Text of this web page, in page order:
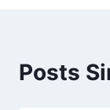
Posts